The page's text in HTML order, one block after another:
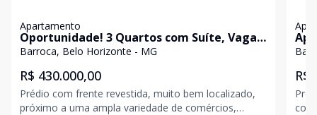
Apartamento
Oportunidade! 3 Quartos com Suíte, Vaga
Coberta e Excelente Localização
Barroca, Belo Horizonte - MG
R$ 430.000,00
Prédio com frente revestida, muito bem localizado,
próximo a uma ampla variedade de comércios,
R$